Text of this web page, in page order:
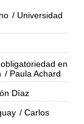
/ Universidad
en
/ Paula Achard
Díaz
/ Carlos